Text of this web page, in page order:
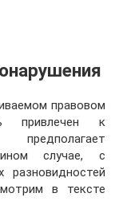
правовом
привлечен к
случае, с
разновидностей
в тексте